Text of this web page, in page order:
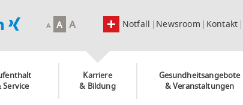
Newsroom Kontakt
Notfall
A A A
Service
Karriere
& Bildung
Gesundheitsangebote
& Veranstaltungen